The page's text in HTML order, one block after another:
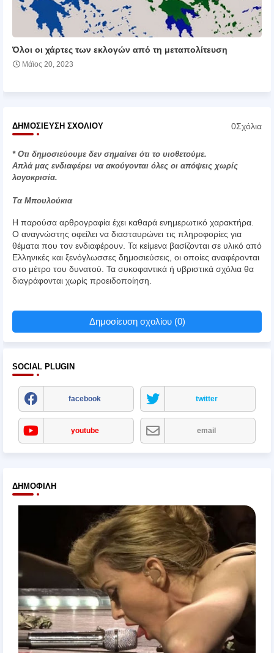
Όλοι οι χάρτες των εκλογών από τη μεταπολίτευση
Μάϊος 20, 2023
ΔΗΜΟΣΊΕΥΣΗ ΣΧΟΛΊΟΥ 0Σχόλια
* Οτι δημοσιεύουμε δεν σημαίνει ότι το υιοθετούμε.
Απλά μας ενδιαφέρει να ακούγονται όλες οι απόψεις χωρίς
λογοκρισία.
Τα Μπουλούκια
Η παρούσα αρθρογραφία έχει καθαρά ενημερωτικό χαρακτήρα.
Ο αναγνώστης οφείλει να διασταυρώνει τις πληροφορίες για
θέματα που τον ενδιαφέρουν. Τα κείμενα βασίζονται σε υλικό από
Ελληνικές και ξενόγλωσσες δημοσιεύσεις, οι οποίες αναφέρονται
στο μέτρο του δυνατού. Τα συκοφαντικά ή υβριστικά σχόλια θα
διαγράφονται χωρίς προειδοποίηση.
Δημοσίευση σχολίου (0)
SOCIAL PLUGIN
facebook twitter
youtube email
ΔΗΜΟΦΙΛΉ